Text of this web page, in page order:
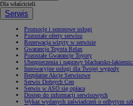
Dla właścicieli
Serwis
Promocje i sezonowe usługi
Pozostałe oferty serwisu
Rezerwacja wizyty w serwisie
Gwarancja Toyota Relax
Pozostałe Gwarancje Toyoty
Ubezpieczenia i naprawy blacharsko-
Innowacyjne usługi dla Twojej wygody
Bezpłatne Akcje Serwisowe
Serwis Dobrych Cen
Serwis w ASO się opłaca
Dostęp do informacji serwisowych
Wykaz wydanych zaświadczeń o odbytym